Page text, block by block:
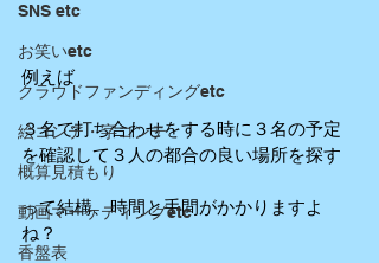
SNS etc
お笑いetc
クラウドファンディングetc
絵コンテ・字コンテ
概算見積もり
動画マーケティングetc
香盤表
例えば
３名で打ち合わせをする時に３名の予定
を確認して３人の都合の良い場所を探す
って結構、時間と手間がかかりますよ
ね？